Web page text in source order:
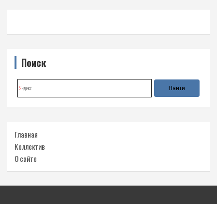
Поиск
Главная
Коллектив
О сайте